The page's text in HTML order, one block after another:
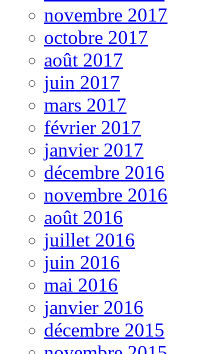
novembre 2017
octobre 2017
août 2017
juin 2017
mars 2017
février 2017
janvier 2017
décembre 2016
novembre 2016
août 2016
juillet 2016
juin 2016
mai 2016
janvier 2016
décembre 2015